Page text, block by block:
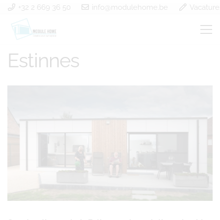
+32 2 669 36 50 info@modulehome.be
Construction en bois
Estinnes